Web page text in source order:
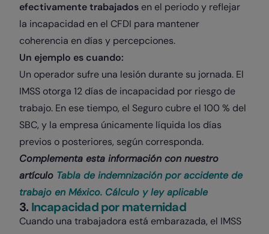
efectivamente trabajados en el periodo y reflejar
la incapacidad en el CFDI para mantener
coherencia en días y percepciones.
Un ejemplo es cuando:
Un operador sufre una lesión durante su jornada. El
IMSS otorga 12 días de incapacidad por riesgo de
trabajo. En ese tiempo, el Seguro cubre el 100 % del
SBC, y la empresa únicamente líquida los días
previos o posteriores, según corresponda.
Complementa esta información con nuestro
artículo Tabla de indemnización por accidente de
trabajo en México. Cálculo y ley aplicable
3. Incapacidad por maternidad
Cuando una trabajadora está embarazada, el IMSS